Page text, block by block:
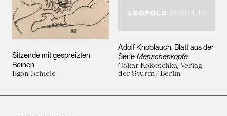
Sitzende mit gespreizten
Beinen
Egon Schiele
Adolf Knoblauch. Blatt aus der
Serie Menschenköpfe
Oskar Kokoschka, Verlag
der Sturm / Berlin